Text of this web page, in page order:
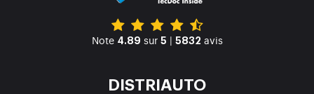
Note 4.89 sur 5 | 5832 avis
DISTRIAUTO